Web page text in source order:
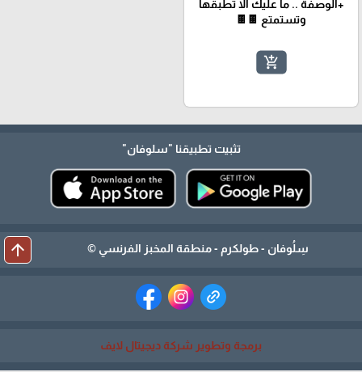
+الوصفة .. ما عليك الا تطبقها
وتستمتع 🍫🍫
add_shopping_cart
تثبيت تطبيقنا "سلوفان"
سِلُوفان - طولكرم - منطقة المخبز الفرنسي © arrow_upward
برمجة وتطوير شركة ديجيتال لايف